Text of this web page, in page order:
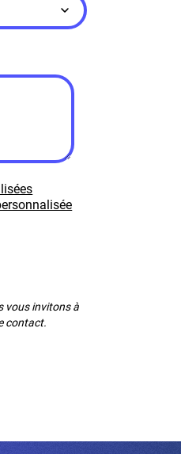
vous invitons à
contact.